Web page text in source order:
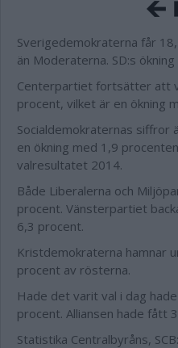
Sverigedemokraterna får
än Moderaterna. SD:s
Centerpartiet fortsätter att
procent, vilket är en ökning
Socialdemokraternas siffror
en ökning med 1,9
valresultatet 2014.
Både Liberalerna och
procent. Vänsterpartiet
6,3 procent.
Kristdemokraterna hamnar
procent av rösterna.
Hade det varit val i dag
procent. Alliansen hade fått
Statistika Centralbyråns,